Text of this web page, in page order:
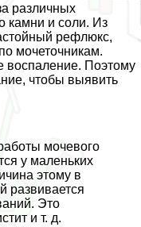
различных
камни и соли. Из
рефлюкс,
мочеточникам.
воспаление. Поэтому
чтобы выявить
мочевого
у маленьких
этому в
развивается
Это
и т. д.